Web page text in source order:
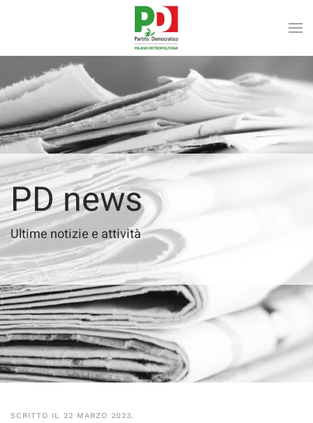
PD news
Ultime notizie e attività
SCRITTO IL 22 MARZO 2023.